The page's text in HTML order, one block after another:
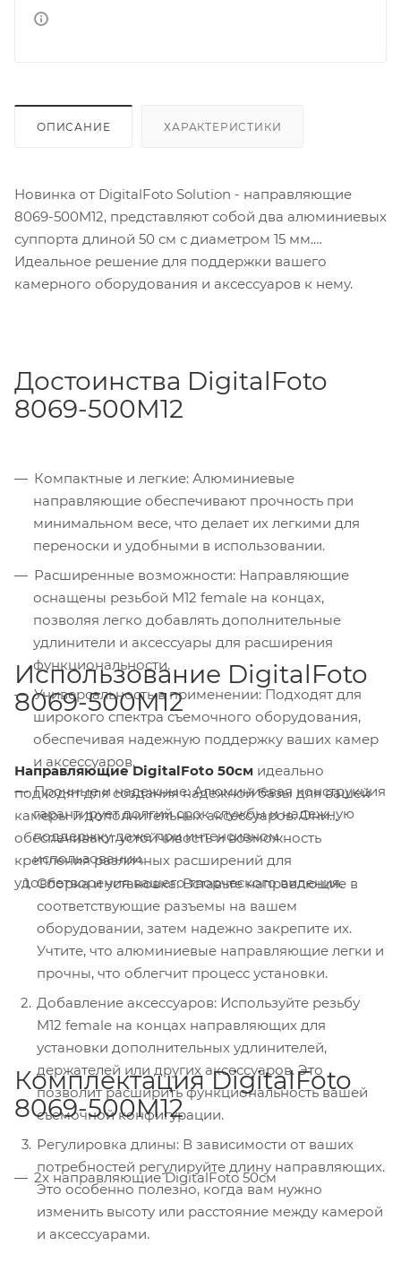
ОПИСАНИЕ ХАРАКТЕРИСТИКИ
Новинка от DigitalFoto Solution - направляющие
8069-500M12, представляют собой два алюминиевых
суппорта длиной 50 см с диаметром 15 мм.
Идеальное решение для поддержки вашего
камерного оборудования и аксессуаров к нему.
Достоинства DigitalFoto
8069-500M12
Компактные и легкие: Алюминиевые
направляющие обеспечивают прочность при
минимальном весе, что делает их легкими для
переноски и удобными в использовании.
Расширенные возможности: Направляющие
оснащены резьбой M12 female на концах,
позволяя легко добавлять дополнительные
удлинители и аксессуары для расширения
функциональности.
Универсальность в применении: Подходят для
широкого спектра съемочного оборудования,
обеспечивая надежную поддержку ваших камер
и аксессуаров.
Прочные и надежные: Алюминиевая конструкция
гарантирует долгий срок службы и надежную
поддержку даже при интенсивном
использовании.
Использование DigitalFoto
8069-500M12
Направляющие DigitalFoto 50см идеально
подходят для создания надежной базы для вашей
камеры и дополнительных аксессуаров. Они
обеспечивают устойчивость и возможность
крепления различных расширений для
удовлетворения вашего творческого видения.
Сборка и установка: Вставьте направлющие в
соответствующие разъемы на вашем
оборудовании, затем надежно закрепите их.
Учтите, что алюминиевые направляющие легки и
прочны, что облегчит процесс установки.
Добавление аксессуаров: Используйте резьбу
M12 female на концах направляющих для
установки дополнительных удлинителей,
держателей или других аксессуаров. Это
позволит расширить функциональность вашей
съемочной конфигурации.
Регулировка длины: В зависимости от ваших
потребностей регулируйте длину направляющих.
Это особенно полезно, когда вам нужно
изменить высоту или расстояние между камерой
и аксессуарами.
Комплектация DigitalFoto
8069-500M12
2x направляющие DigitalFoto 50см